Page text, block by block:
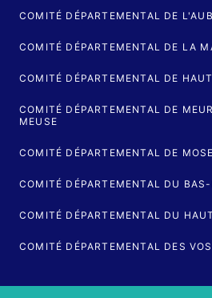
COMITÉ DÉPARTEMENTAL DE
COMITÉ DÉPARTEMENTAL DE LA
COMITÉ DÉPARTEMENTAL DE
COMITÉ DÉPARTEMENTAL DE
MEUSE
COMITÉ DÉPARTEMENTAL DE
COMITÉ DÉPARTEMENTAL DU
COMITÉ DÉPARTEMENTAL DU
COMITÉ DÉPARTEMENTAL DES